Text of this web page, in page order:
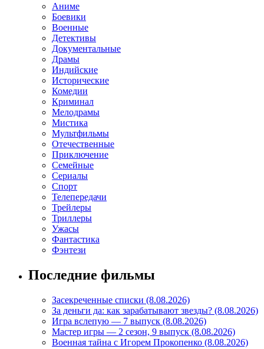
Аниме
Боевики
Военные
Детективы
Документальные
Драмы
Индийские
Исторические
Комедии
Криминал
Мелодрамы
Мистика
Мультфильмы
Отечественные
Приключение
Семейные
Сериалы
Спорт
Телепередачи
Трейлеры
Триллеры
Ужасы
Фантастика
Фэнтези
Последние фильмы
Засекреченные списки (8.08.2026)
За деньги да: как зарабатывают звезды? (8.08.2026)
Игра вслепую — 7 выпуск (8.08.2026)
Мастер игры — 2 сезон, 9 выпуск (8.08.2026)
Военная тайна с Игорем Прокопенко (8.08.2026)